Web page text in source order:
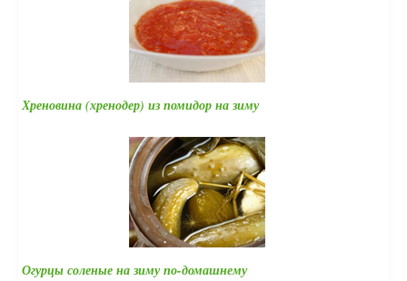
Хреновина (хренодер) из помидор на зиму
Огурцы соленые на зиму по-домашнему